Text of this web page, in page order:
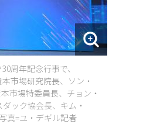
周年記念行事で、
市場研究院長、ソン・
市場特委員長、チョン・
ック協会長、キム・
真=ユ・デギル記者